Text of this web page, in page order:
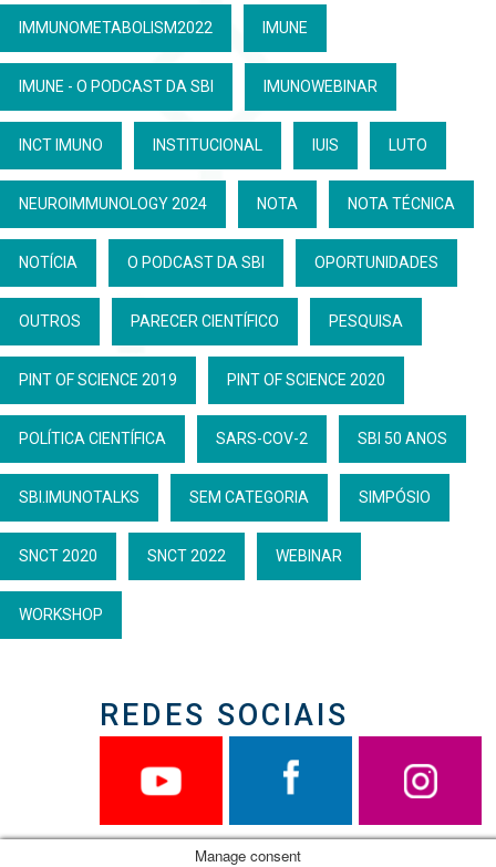
IMMUNOMETABOLISM2022 IMUNE
IMUNE - O PODCAST DA SBI IMUNOWEBINAR
INCT IMUNO INSTITUCIONAL IUIS LUTO
NEUROIMMUNOLOGY 2024 NOTA NOTA TÉCNICA
NOTÍCIA O PODCAST DA SBI OPORTUNIDADES
OUTROS PARECER CIENTÍFICO PESQUISA
PINT OF SCIENCE 2019 PINT OF SCIENCE 2020
POLÍTICA CIENTÍFICA SARS-COV-2 SBI 50 ANOS
SBI.IMUNOTALKS SEM CATEGORIA SIMPÓSIO
SNCT 2020 SNCT 2022 WEBINAR
WORKSHOP
REDES SOCIAIS
Manage consent